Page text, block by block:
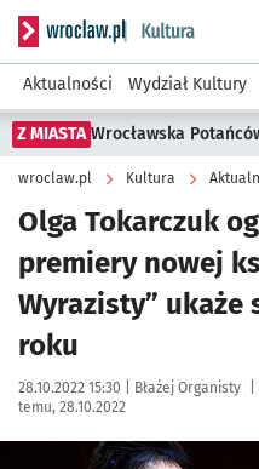
Serwis informacyjny
Aktualności Wydział Kultury
Z MIASTA Wrocławska
wroclaw.pl Kultura
Olga Tokarczuk
premiery nowej
Wyrazisty” ukaże
roku
Data publikacji:
28.10.2022 15:30 | Autor:
Błażej Organisty
temu, 28.10.2022
Kliknij, aby zobaczyć galerię